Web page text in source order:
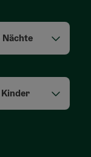
Nächte
Kinder